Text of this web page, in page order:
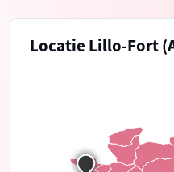
Locatie Lillo-Fort